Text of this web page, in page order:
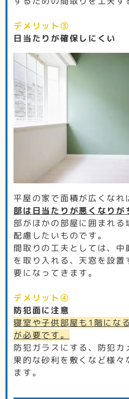
デメリット③
日当たりが確保しにくい
平屋の家で面積が広くなれ
部は日当たりが悪くなりが
部がほかの部屋に囲まれる
配慮したいものです。
間取りの工夫としては、中
を取り入れる、天窓を設置
要になってきます。
デメリット④
防犯面に注意
寝室や子供部屋も1階にな
が必要です。
防犯ガラスにする、防犯カ
果的な砂利を敷くなど様々
ます。